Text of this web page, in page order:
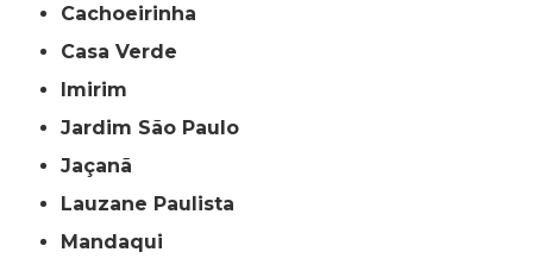
Cachoeirinha
Casa Verde
Imirim
Jardim São Paulo
Jaçanã
Lauzane Paulista
Mandaqui